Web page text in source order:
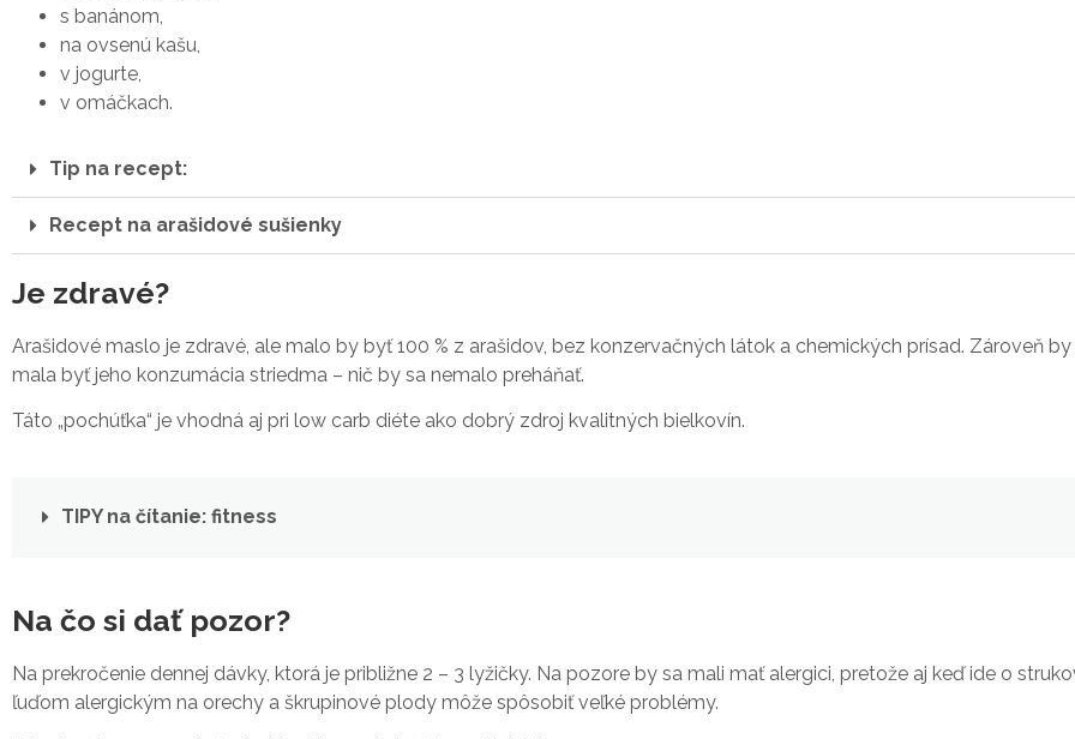
s banánom,
na ovsenú kašu,
v jogurte,
v omáčkach.
Tip na recept:
Recept na arašidové sušienky
Je zdravé?
Arašidové maslo je zdravé, ale malo by byť 100 % z arašidov, bez konzervačných látok a chemických prísad. Zároveň by
mala byť jeho konzumácia striedma – nič by sa nemalo preháňať.
Táto „pochúťka“ je vhodná aj pri low carb diéte ako dobrý zdroj kvalitných bielkovín.
TIPY na čítanie: fitness
Na čo si dať pozor?
Na prekročenie dennej dávky, ktorá je približne 2 – 3 lyžičky. Na pozore by sa mali mať alergici, pretože aj keď ide o
ľuďom alergickým na orechy a škrupinové plody môže spôsobiť veľké problémy.